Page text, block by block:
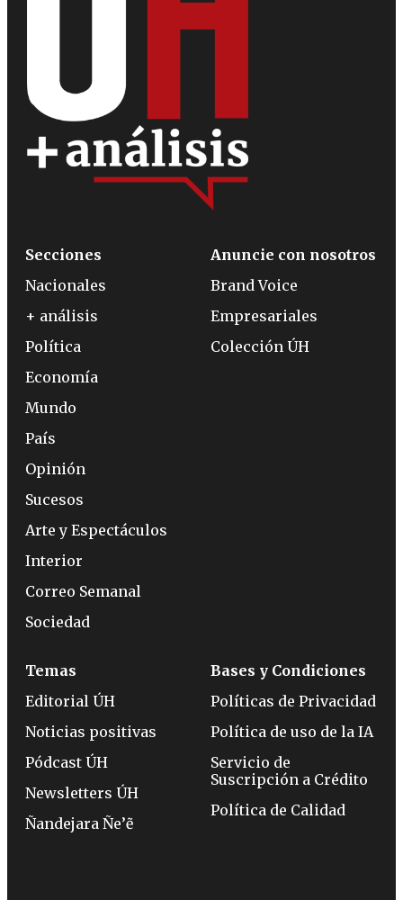
Secciones
Nacionales
+ análisis
Política
Economía
Mundo
País
Opinión
Sucesos
Arte y Espectáculos
Interior
Correo Semanal
Sociedad
Anuncie con nosotros
Brand Voice
Empresariales
Colección ÚH
Temas
Editorial ÚH
Noticias positivas
Pódcast ÚH
Newsletters ÚH
Ñandejara Ñe’ẽ
Bases y Condiciones
Políticas de Privacidad
Política de uso de la IA
Servicio de
Suscripción a Crédito
Política de Calidad